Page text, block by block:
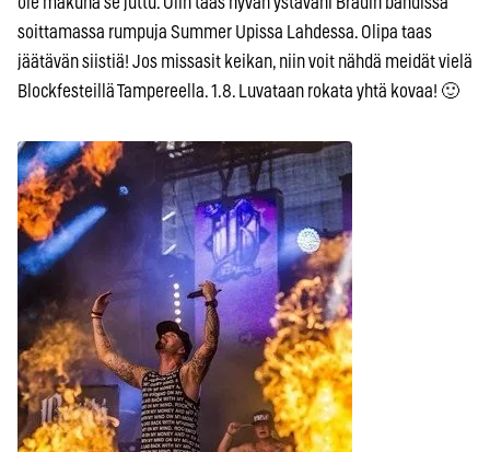
soittamassa rumpuja Summer Upissa Lahdessa. Olipa taas
jäätävän siistiä! Jos missasit keikan, niin voit nähdä meidät vielä
Blockfesteillä Tampereella. 1.8. Luvataan rokata yhtä kovaa! 🙂